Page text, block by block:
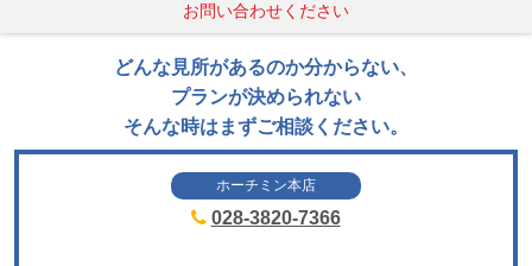
お問い合わせください
どんな見所があるのか分からない、
プランが決められない
そんな時はまずご相談ください。
ホーチミン本店
028-3820-7366